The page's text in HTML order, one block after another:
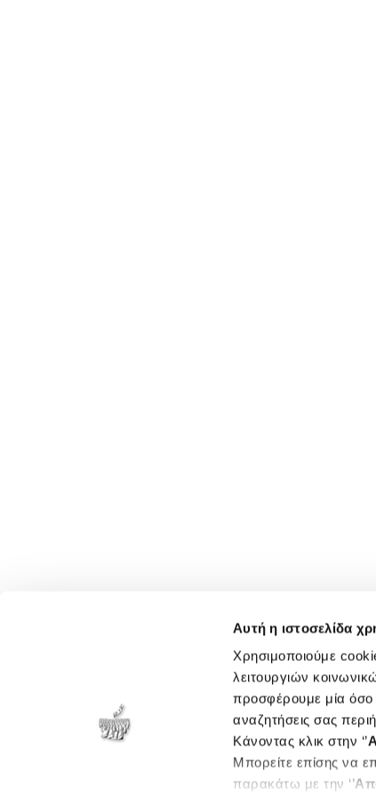
Αυτή η ιστοσελίδα
Χρησιμοποιούμε
λειτουργιών
προσφέρουμε μία όσο
αναζητήσεις σας
Κάνοντας κλικ στην ‘’
Μπορείτε επίσης να
παρακάτω με την ‘’